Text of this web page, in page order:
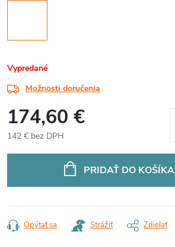
Vypredané
Možnosti doručenia
174,60 €
142 € bez DPH
PRIDAŤ DO KOŠÍKA
Opýtať sa Strážiť Zdieľať